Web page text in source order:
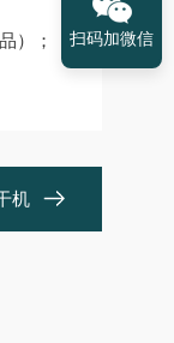
）；
机
扫码加微信